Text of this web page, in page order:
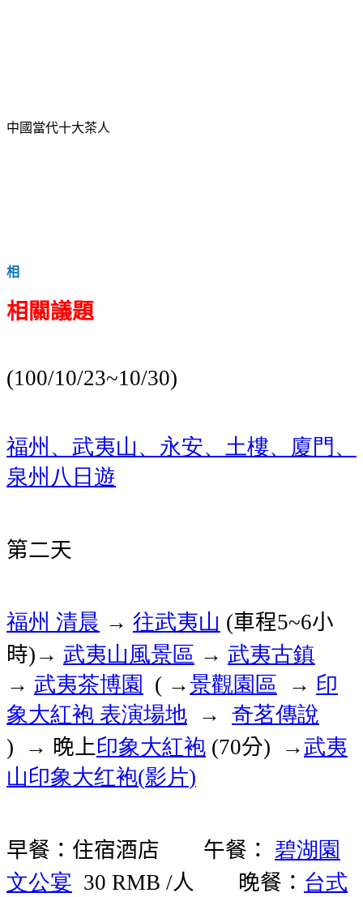
中國當代十大茶人
相
相關議題
(100/10/23~10/30)
福州、武夷山、永安、土樓、廈門、
泉州八日遊
第二天
福州 清晨 → 往武夷山 (車程5~6小
時)→ 武夷山風景區 → 武夷古鎮
→ 武夷茶博園 ( →景觀園區 → 印
象大紅袍 表演場地 → 奇茗傳說
) → 晚上印象大紅袍 (70分) →武夷
山印象大红袍(影片)
早餐：住宿酒店 午餐： 碧湖園
文公宴 30 RMB /人 晚餐： 台式